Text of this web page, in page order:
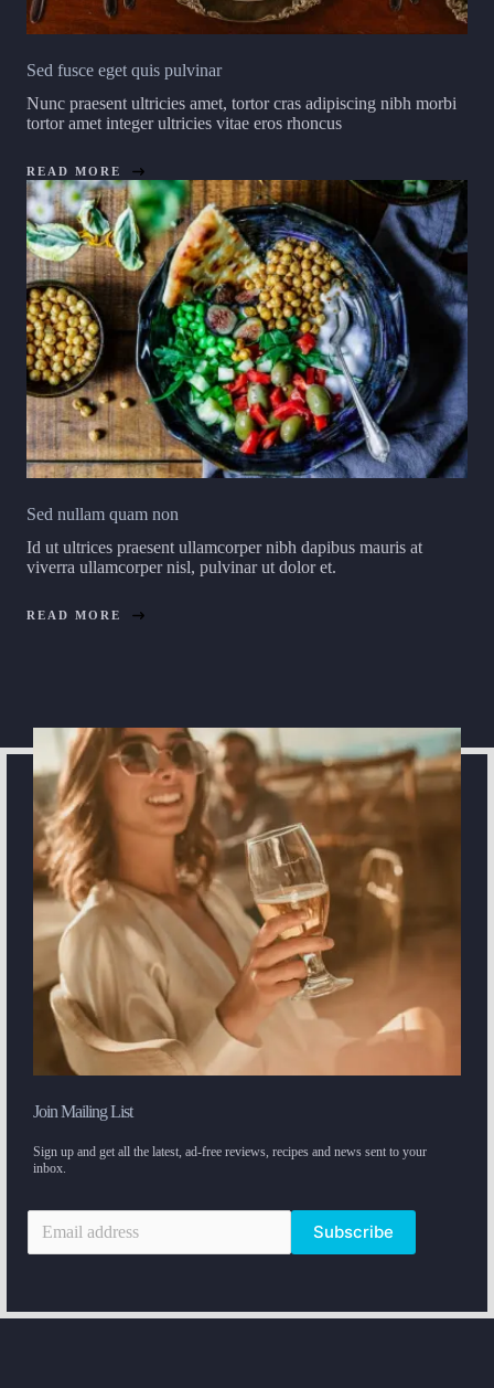
Sed fusce eget quis pulvinar
Nunc praesent ultricies amet, tortor cras adipiscing nibh morbi
tortor amet integer ultricies vitae eros rhoncus
READ MORE
Sed nullam quam non
Id ut ultrices praesent ullamcorper nibh dapibus mauris at
viverra ullamcorper nisl, pulvinar ut dolor et.
READ MORE
Join Mailing List
Sign up and get all the latest, ad-free reviews, recipes and news sent to your
inbox.
Subscribe